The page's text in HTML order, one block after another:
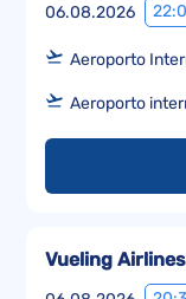
06.08.2026
Aeroporto
Aeroporto
Vueling